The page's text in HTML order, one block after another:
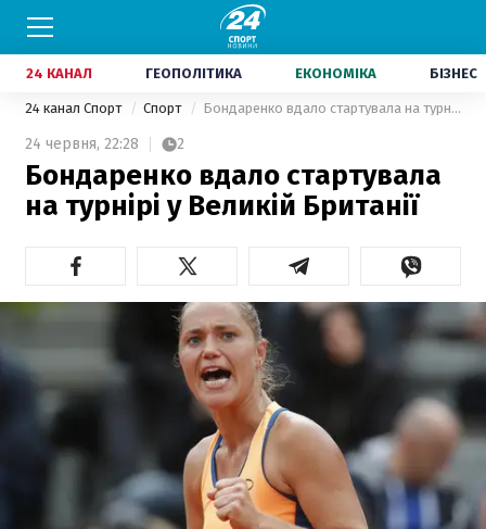
24 КАНАЛ ГЕОПОЛІТИКА ЕКОНОМІКА БІЗНЕС
24 канал Спорт Спорт Бондаренко вдало стартувала на турнірі у Великій Британії
24 червня, 22:28 2
Бондаренко вдало стартувала
на турнірі у Великій Британії